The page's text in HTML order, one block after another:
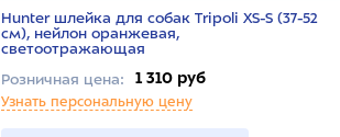
Hunter шлейка для собак Tripoli XS-S (37-52
см), нейлон оранжевая,
светоотражающая
Розничная цена:
1 310 руб
Узнать персональную цену